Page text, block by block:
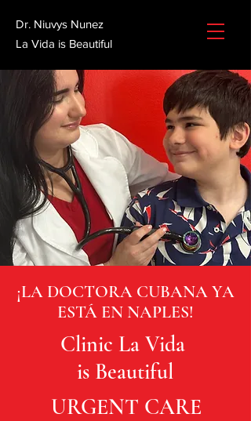
Dr. Niuvys Nunez
La Vida is Beautiful
¡LA DOCTORA CUBANA YA
ESTÁ EN NAPLES!
Clinic La Vida
is Beautiful
URGENT CARE